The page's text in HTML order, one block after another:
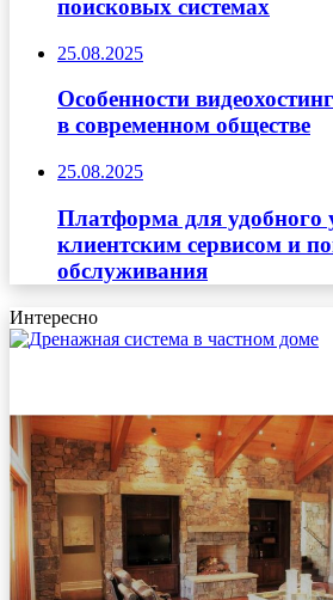
поисковых системах
25.08.2025
Особенности
в современном обществе
25.08.2025
Платформа для удобного
клиентским сервисом и
обслуживания
Интересно